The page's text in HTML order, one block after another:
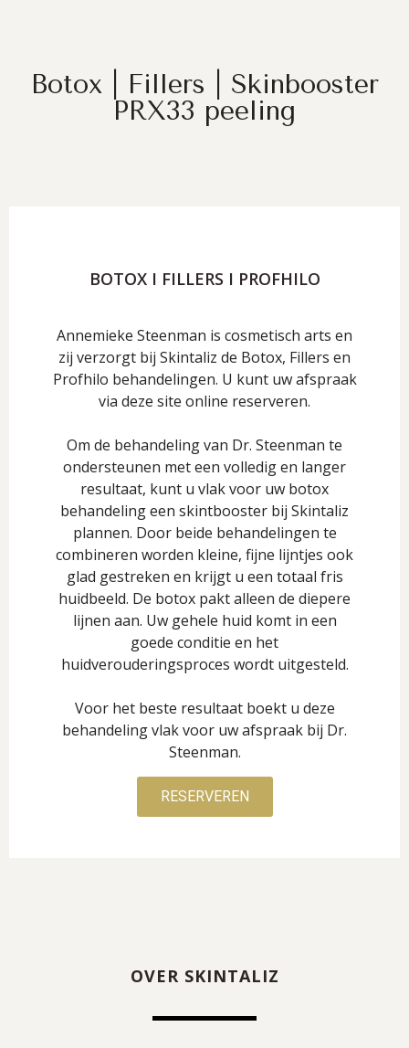
Botox | Fillers | Skinbooster
PRX33 peeling
BOTOX I FILLERS I PROFHILO
Annemieke Steenman is cosmetisch arts en
zij verzorgt bij Skintaliz de Botox, Fillers en
Profhilo behandelingen. U kunt uw afspraak
via deze site online reserveren.
Om de behandeling van Dr. Steenman te
ondersteunen met een volledig en langer
resultaat, kunt u vlak voor uw botox
behandeling een skintbooster bij Skintaliz
plannen. Door beide behandelingen te
combineren worden kleine, fijne lijntjes ook
glad gestreken en krijgt u een totaal fris
huidbeeld. De botox pakt alleen de diepere
lijnen aan. Uw gehele huid komt in een
goede conditie en het
huidverouderingsproces wordt uitgesteld.
Voor het beste resultaat boekt u deze
behandeling vlak voor uw afspraak bij Dr.
Steenman.
RESERVEREN
OVER SKINTALIZ